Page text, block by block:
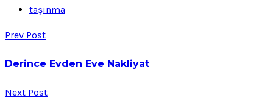
taşınma
Prev Post
Derince Evden Eve Nakliyat
Next Post